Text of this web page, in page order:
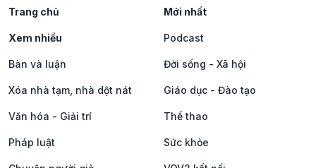
Trang chủ Mới nhất
Xem nhiều Podcast
Bàn và luận Đời sống - Xã hội
Xóa nhà tạm, nhà dột nát Giáo dục - Đào tạo
Văn hóa - Giải trí Thể thao
Pháp luật Sức khỏe